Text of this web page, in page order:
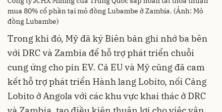
mua 80% cổ phần tại mỏ đồng Lubambe ở Zambia. (Ảnh: Mỏ
đồng Lubambe)
Trong khi đó, Mỹ đã ký Biên bản ghi nhớ ba bên
với DRC và Zambia để hỗ trợ phát triển chuỗi
cung ứng cho pin EV. Cả EU và Mỹ cũng đã cam
kết hỗ trợ phát triển Hành lang Lobito, nối Cảng
Lobito ở Angola với các khu vực khai thác ở DRC